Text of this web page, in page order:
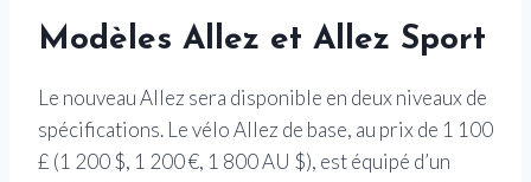
Modèles Allez et Allez Sport
Le nouveau Allez sera disponible en deux niveaux de
spécifications. Le vélo Allez de base, au prix de 1 100
£ (1 200 $, 1 200 €, 1 800 AU $), est équipé d’un